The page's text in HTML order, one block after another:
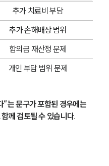
추가 치료비 부담
추가 손해배상 범위
합의금 재산정 문제
개인 부담 범위 문제
”는 문구가 포함된 경우에는
께 검토될 수 있습니다.